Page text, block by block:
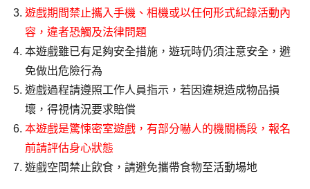
遊戲期間禁止攜入手機、相機或以任何形式紀錄活動內
容，違者恐觸及法律問題
本遊戲雖已有足夠安全措施，遊玩時仍須注意安全，避
免做出危險行為
遊戲過程請遵照工作人員指示，若因違規造成物品損
壞，得視情況要求賠償
本遊戲是驚悚密室遊戲，有部分嚇人的機關橋段，報名
前請評估身心狀態
遊戲空間禁止飲食，請避免攜帶食物至活動場地